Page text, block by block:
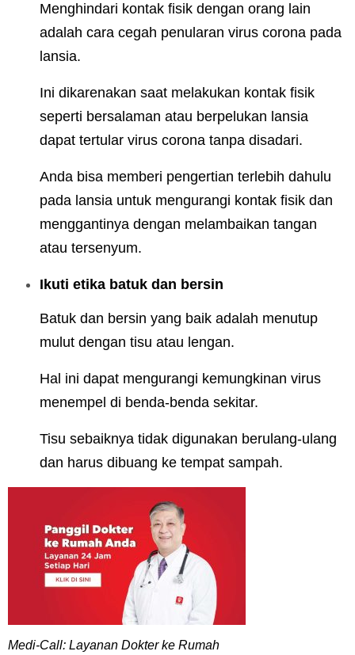
Menghindari kontak fisik dengan orang lain
adalah cara cegah penularan virus corona pada
lansia.
Ini dikarenakan saat melakukan kontak fisik
seperti bersalaman atau berpelukan lansia
dapat tertular virus corona tanpa disadari.
Anda bisa memberi pengertian terlebih dahulu
pada lansia untuk mengurangi kontak fisik dan
menggantinya dengan melambaikan tangan
atau tersenyum.
Ikuti etika batuk dan bersin
Batuk dan bersin yang baik adalah menutup
mulut dengan tisu atau lengan.
Hal ini dapat mengurangi kemungkinan virus
menempel di benda-benda sekitar.
Tisu sebaiknya tidak digunakan berulang-ulang
dan harus dibuang ke tempat sampah.
Medi-Call: Layanan Dokter ke Rumah